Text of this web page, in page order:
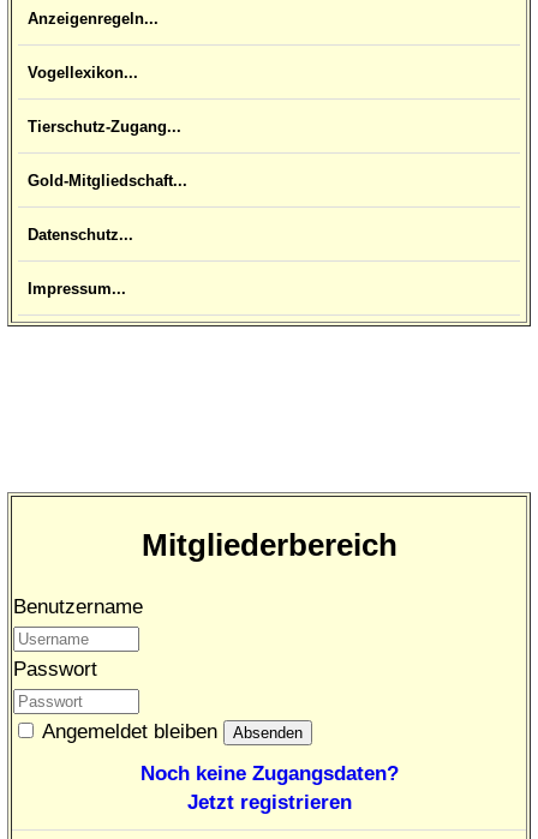
Anzeigenregeln...
Vogellexikon...
Tierschutz-Zugang...
Gold-Mitgliedschaft...
Datenschutz...
Impressum...
Mitgliederbereich
Benutzername
Passwort
Angemeldet bleiben
Noch keine Zugangsdaten?
Jetzt registrieren